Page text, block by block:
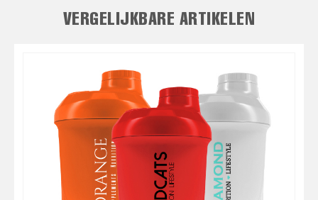
VERGELIJKBARE ARTIKELEN